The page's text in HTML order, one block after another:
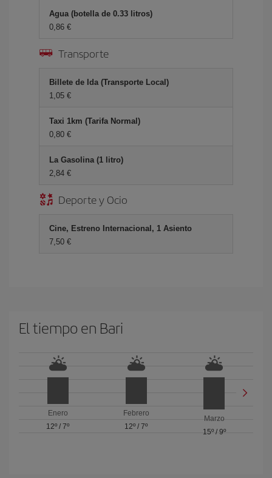
Agua (botella de 0.33 litros)
0,86 €
Transporte
Billete de Ida (Transporte Local)
1,05 €
Taxi 1km (Tarifa Normal)
0,80 €
La Gasolina (1 litro)
2,84 €
Deporte y Ocio
Cine, Estreno Internacional, 1 Asiento
7,50 €
El tiempo en Bari
Enero
12º /7º
Febrero
12º / 7º
Marzo
15º/ 9º